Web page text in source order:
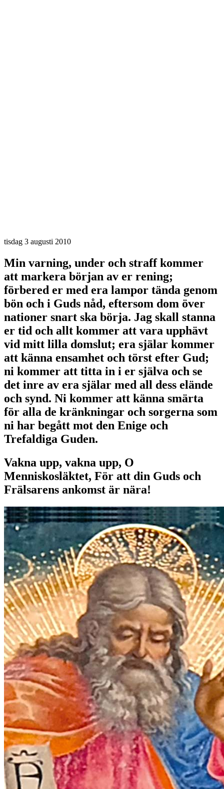
tisdag 3 augusti 2010
Min varning, under och straff kommer
att markera början av er rening;
förbered er med era lampor tända genom
bön och i Guds nåd, eftersom dom över
nationer snart ska börja. Jag skall stanna
er tid och allt kommer att vara upphävt
vid mitt lilla domslut; era själar kommer
att känna ensamhet och törst efter Gud;
ni kommer att titta in i er själva och se
det inre av era själar med all dess elände
och synd. Ni kommer att känna smärta
för alla de kränkningar och sorgerna som
ni har begått mot den Enige och
Trefaldiga Guden.
Vakna upp, vakna upp, O
Menniskosläktet, För att din Guds och
Frälsarens ankomst är nära!